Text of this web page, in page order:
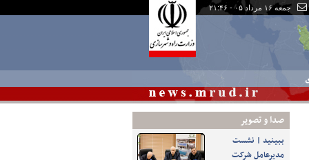
جمعه ۱۶ مرداد ۰۵ - ۲۱:۴۶
صدا و تصوير
ببینید | نشست
مدیرعامل شرکت